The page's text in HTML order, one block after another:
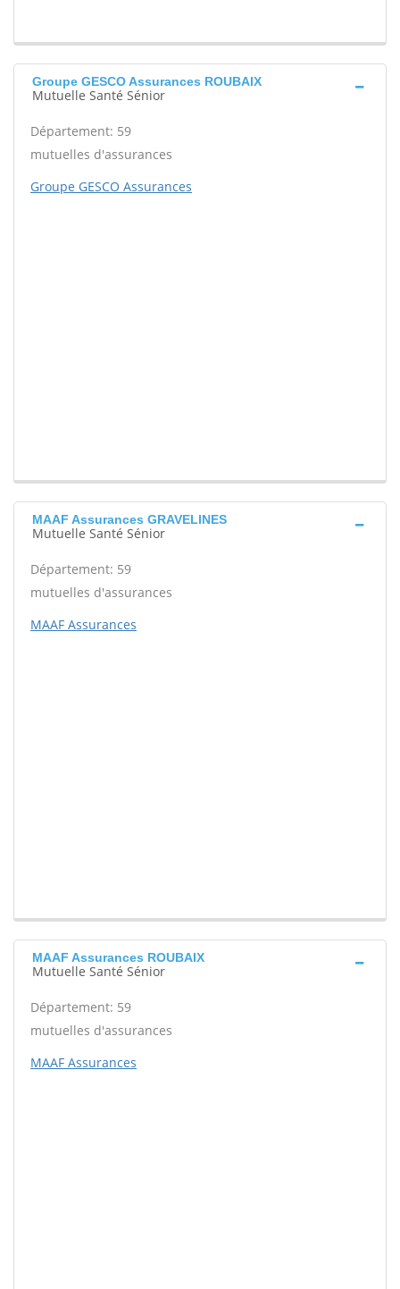
Groupe GESCO Assurances ROUBAIX
Mutuelle Santé Sénior
Département: 59
mutuelles d'assurances
Groupe GESCO Assurances
MAAF Assurances GRAVELINES
Mutuelle Santé Sénior
Département: 59
mutuelles d'assurances
MAAF Assurances
MAAF Assurances ROUBAIX
Mutuelle Santé Sénior
Département: 59
mutuelles d'assurances
MAAF Assurances